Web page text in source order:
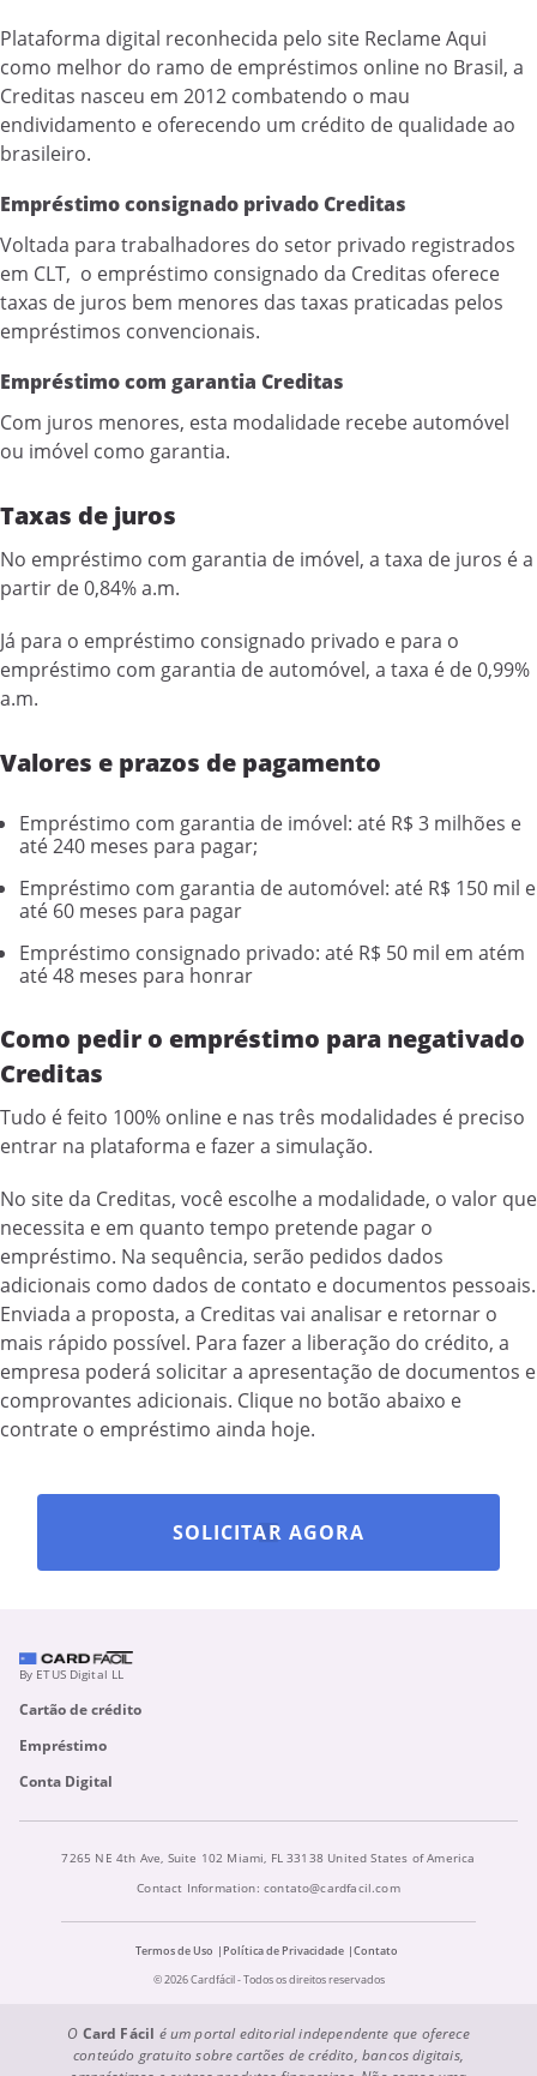
Plataforma digital reconhecida pelo site Reclame Aqui
como melhor do ramo de empréstimos online no Brasil, a
Creditas nasceu em 2012 combatendo o mau
endividamento e oferecendo um crédito de qualidade ao
brasileiro.
Empréstimo consignado privado Creditas
Voltada para trabalhadores do setor privado registrados
em CLT, o empréstimo consignado da Creditas oferece
taxas de juros bem menores das taxas praticadas pelos
empréstimos convencionais.
Empréstimo com garantia Creditas
Com juros menores, esta modalidade recebe automóvel
ou imóvel como garantia.
Taxas de juros
No empréstimo com garantia de imóvel, a taxa de juros é a
partir de 0,84% a.m.
Já para o empréstimo consignado privado e para o
empréstimo com garantia de automóvel, a taxa é de 0,99%
a.m.
Valores e prazos de pagamento
Empréstimo com garantia de imóvel: até R$ 3 milhões e
até 240 meses para pagar;
Empréstimo com garantia de automóvel: até R$ 150 mil e
até 60 meses para pagar
Empréstimo consignado privado: até R$ 50 mil em atém
até 48 meses para honrar
Como pedir o empréstimo para negativado
Creditas
Tudo é feito 100% online e nas três modalidades é preciso
entrar na plataforma e fazer a simulação.
No site da Creditas, você escolhe a modalidade, o valor que
necessita e em quanto tempo pretende pagar o
empréstimo. Na sequência, serão pedidos dados
adicionais como dados de contato e documentos pessoais.
Enviada a proposta, a Creditas vai analisar e retornar o
mais rápido possível. Para fazer a liberação do crédito, a
empresa poderá solicitar a apresentação de documentos e
comprovantes adicionais. Clique no botão abaixo e
contrate o empréstimo ainda hoje.
SOLICITAR AGORA
By ETUS Digital LL
Cartão de crédito
Empréstimo
Conta Digital
7265 NE 4th Ave, Suite 102 Miami, FL 33138 United States of America
Contact Information: contato@cardfacil.com
Termos de Uso Política de Privacidade
Contato
© 2026 Cardfácil - Todos os direitos reservados
O Card Fácil é um portal editorial independente que oferece
conteúdo gratuito sobre cartões de crédito, bancos digitais,